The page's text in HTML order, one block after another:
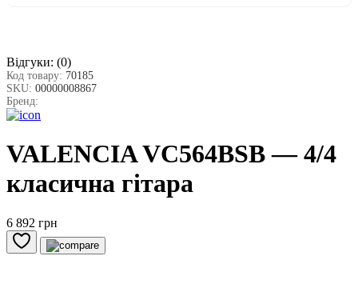
Відгуки: (0)
Код товару: 70185
SKU: 00000008867
Бренд:
VALENCIA VC564BSB — 4/4
класична гітара
6 892 грн